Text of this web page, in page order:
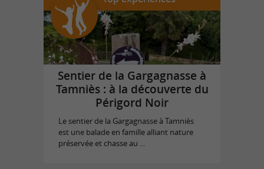
Sentier de la Gargagnasse à
Tamniès : à la découverte du
Périgord Noir
Le sentier de la Gargagnasse à Tamniès
est une balade en famille alliant nature
préservée et chasse au ...